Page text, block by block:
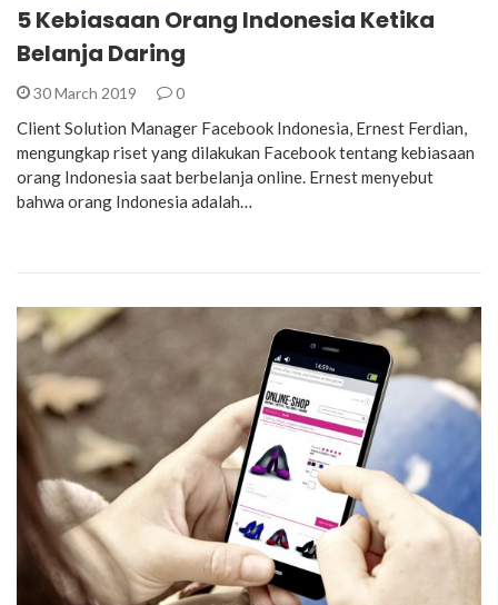
5 Kebiasaan Orang Indonesia Ketika
Belanja Daring
30 March 2019 0
Client Solution Manager Facebook Indonesia, Ernest Ferdian,
mengungkap riset yang dilakukan Facebook tentang kebiasaan
orang Indonesia saat berbelanja online. Ernest menyebut
bahwa orang Indonesia adalah…